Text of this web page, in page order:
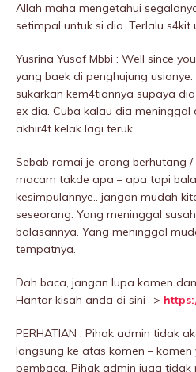
Allah maha mengetahui
setimpal untuk si dia. Terlalu s4kit
Yusrina Yusof Mbbi : Well since
yang baek di penghujung
sukarkan kem4tiannya supaya
ex dia. Cuba kalau dia
akhir4t kelak lagi teruk.
Sebab ramai je orang berhutang
macam takde apa – apa tapi
kesimpulannye.. jangan mudah
seseorang. Yang meninggaI
baIasannya. Yang meninggaI
tempatnya.
Dah baca, jangan lupa komen
Hantar kisah anda di sini ->
PERHATIAN : Pihak admin tidak
langsung ke atas komen –
pembaca. Pihak admin juga